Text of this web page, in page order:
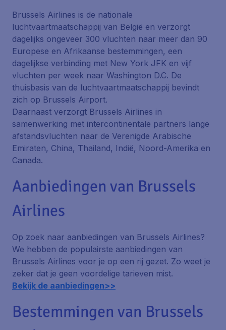
Brussels Airlines is de nationale
luchtvaartmaatschappij van België en verzorgt
dagelijks ongeveer 300 vluchten naar meer dan 90
Europese en Afrikaanse bestemmingen, een
dagelijkse verbinding met New York JFK en vijf
vluchten per week naar Washington D.C. De
thuisbasis van de luchtvaartmaatschappij bevindt
zich op Brussels Airport.
Daarnaast verzorgt Brussels Airlines in
samenwerking met intercontinentale partners lange
afstandsvluchten naar de Verenigde Arabische
Emiraten, China, Thailand, Indië, Noord-Amerika en
Canada.
Aanbiedingen van Brussels
Airlines
Op zoek naar aanbiedingen van Brussels Airlines?
We hebben de populairste aanbiedingen van
Brussels Airlines voor je op een rij gezet. Zo weet je
zeker dat je geen voordelige tarieven mist.
Bekijk de aanbiedingen>>
Bestemmingen van Brussels